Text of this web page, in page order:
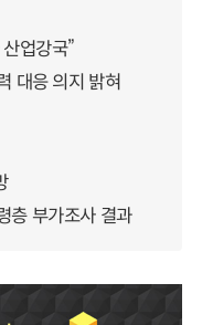
업강국”
대응 의지 밝혀
층 부가조사 결과